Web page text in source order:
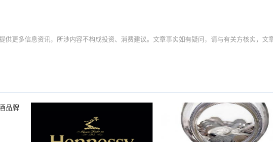
供更多信息资讯，所涉内容不构成投资、消费建议。文章事实如有疑问，请与有关方核实，文